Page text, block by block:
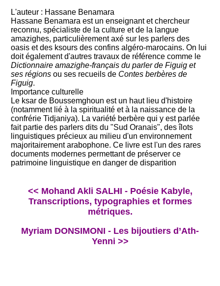
L'auteur : Hassane Benamara
Hassane Benamara est un enseignant et chercheur
reconnu, spécialiste de la culture et de la langue
amazighes, particulièrement axé sur les parlers des
oasis et des ksours des confins algéro-marocains. On lui
doit également d'autres travaux de référence comme le
Dictionnaire amazighe-français du parler de Figuig et
ses régions ou ses recueils de Contes berbères de
Figuig.
Importance culturelle
Le ksar de Boussemghoun est un haut lieu d'histoire
(notamment lié à la spiritualité et à la naissance de la
confrérie Tidjaniya). La variété berbère qui y est parlée
fait partie des parlers dits du "Sud Oranais", des îlots
linguistiques précieux au milieu d'un environnement
majoritairement arabophone. Ce livre est l'un des rares
documents modernes permettant de préserver ce
patrimoine linguistique en danger de disparition
<< Mohand Akli SALHI - Poésie Kabyle,
Transcriptions, typographies et formes
métriques.
Myriam DONSIMONI - Les bijoutiers d’Ath-
Yenni >>